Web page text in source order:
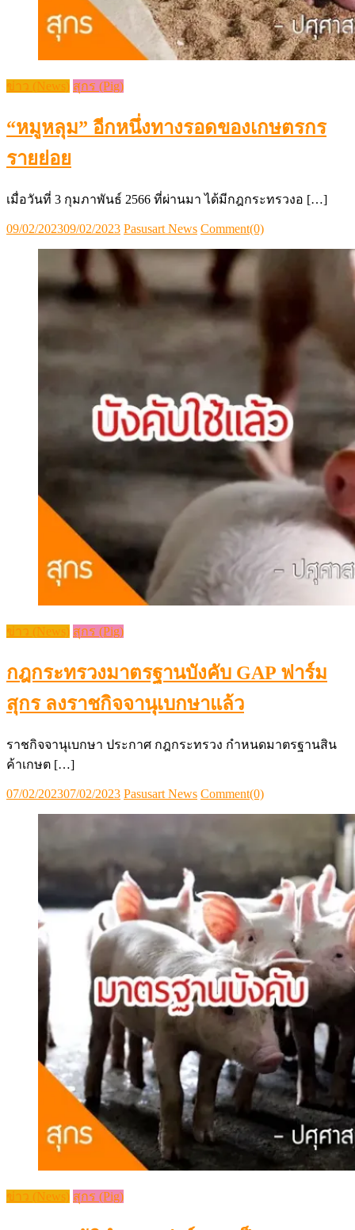
ข่าว (News) สุกร (Pig)
“หมูหลุม” อีกหนึ่งทางรอดของเกษตรกร
รายย่อย
เมื่อวันที่ 3 กุมภาพันธ์ 2566 ที่ผ่านมา ได้มีกฎกระทรวงอ […]
Posted
09/02/202309/02/2023 Author
Pasusart News Comment(0)
ข่าว (News) สุกร (Pig)
กฎกระทรวงมาตรฐานบังคับ GAP ฟาร์ม
สุกร ลงราชกิจจานุเบกษาแล้ว
ราชกิจจานุเบกษา ประกาศ กฎกระทรวง กำหนดมาตรฐานสิน
ค้าเกษต […]
Posted
07/02/202307/02/2023 Author
Pasusart News Comment(0)
ข่าว (News) สุกร (Pig)